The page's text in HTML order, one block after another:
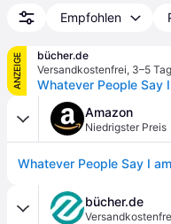
Empfohlen
ANZEIGE
bücher.de
Versandkostenfrei, 3–5
Whatever People Say
Amazon
Niedrigster Preis
bücher.de